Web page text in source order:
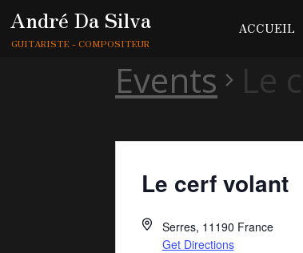
André Da Silva
GUITARISTE - COMPOSITEUR
ACCUEIL
Events Le
Le cerf volant
Serres, 11190 France
Get Directions